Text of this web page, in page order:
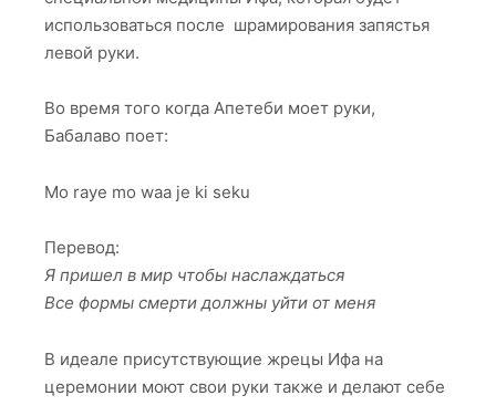
использоваться после шрамирования запястья
левой руки.
Во время того когда Апетеби моет руки,
Бабалаво поет:
Mo raye mo waa je ki seku
Перевод:
Я пришел в мир чтобы наслаждаться
Все формы смерти должны уйти от меня
В идеале присутствующие жрецы Ифа на
церемонии моют свои руки также и делают себе